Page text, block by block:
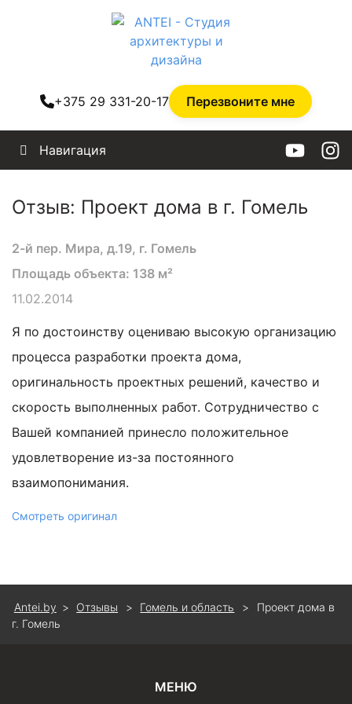
+375 29 331-20-17 Перезвоните мне
Навигация
Отзыв: Проект дома в г. Гомель
2-й пер. Мира, д.19, г. Гомель
Площадь объекта: 138 м²
11.02.2014
Я по достоинству оцениваю высокую организацию
процесса разработки проекта дома,
оригинальность проектных решений, качество и
скорость выполненных работ. Сотрудничество с
Вашей компанией принесло положительное
удовлетворение из-за постоянного
взаимопонимания.
Смотреть оригинал
Antei.by > Отзывы > Гомель и область >
Проект дома в
г. Гомель
МЕНЮ